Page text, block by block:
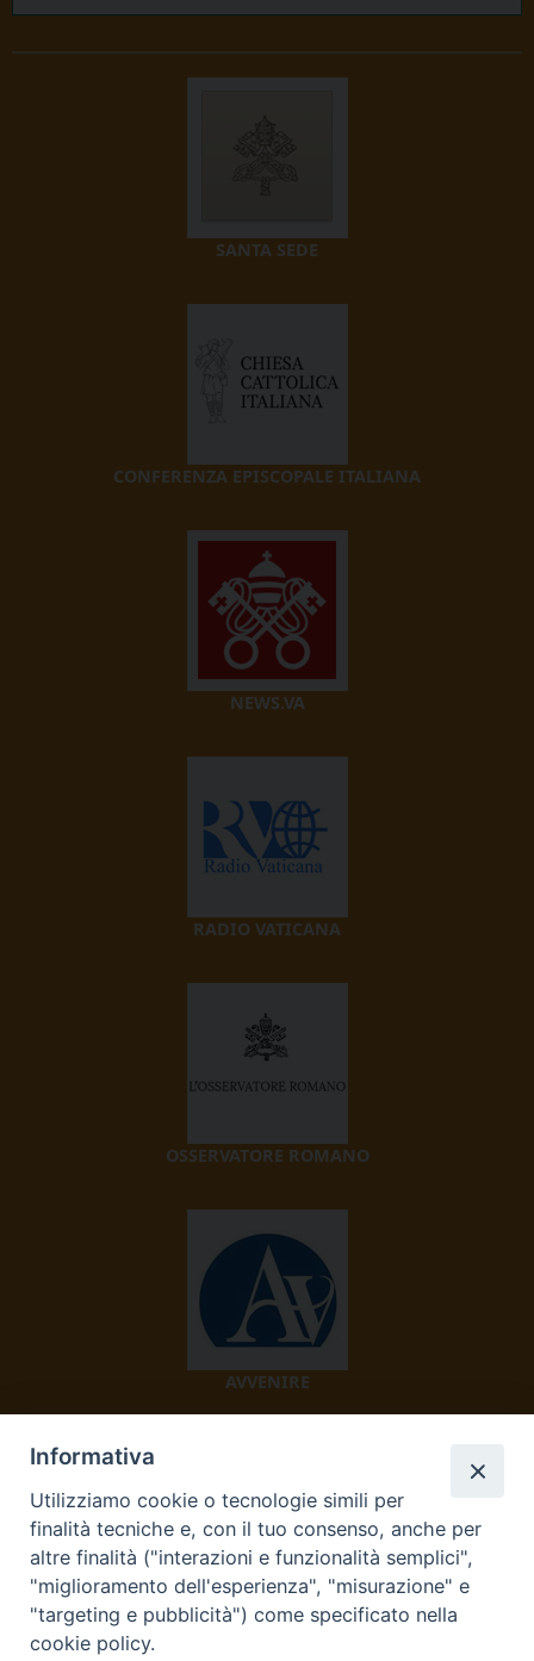
SANTA SEDE
CONFERENZA EPISCOPALE ITALIANA
NEWS.VA
RADIO VATICANA
OSSERVATORE ROMANO
AVVENIRE
TV 2000
Informativa
Utilizziamo cookie o tecnologie simili per
finalità tecniche e, con il tuo consenso, anche per
altre finalità ("interazioni e funzionalità semplici",
"miglioramento dell'esperienza", "misurazione" e
"targeting e pubblicità") come specificato nella
cookie policy.